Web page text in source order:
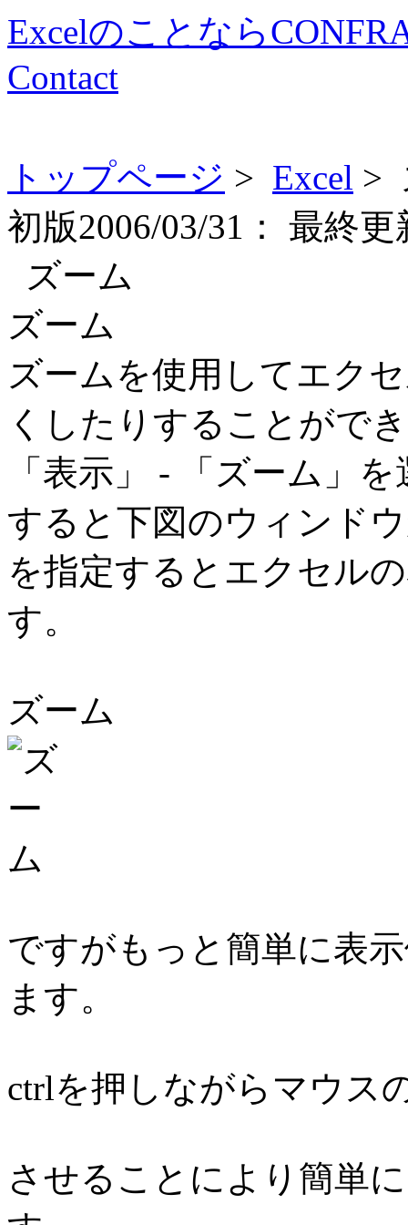
Excelのことなら
Contact
トップページ > Excel >
初版2006/03/31： 最終更
ズーム
ズーム
ズームを使用してエク
くしたりすることがで
「表示」 - 「ズーム」
すると下図のウィンド
を指定するとエクセル
す。
ズーム
ですがもっと簡単に表
ます。
ctrlを押しながらマウス
させることにより簡単